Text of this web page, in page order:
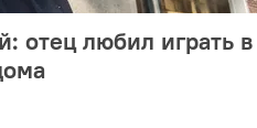
отец любил играть